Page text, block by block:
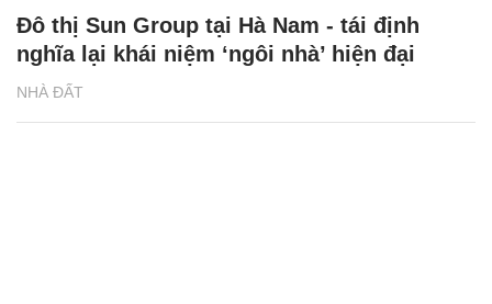
NHÀ ĐẤT
Đô thị Sun Group tại Hà Nam - tái định
nghĩa lại khái niệm ‘ngôi nhà’ hiện đại